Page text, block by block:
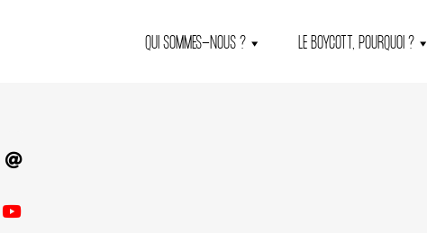
QUI SOMMES-NOUS ? LE BOYCOTT, POURQUOI ?